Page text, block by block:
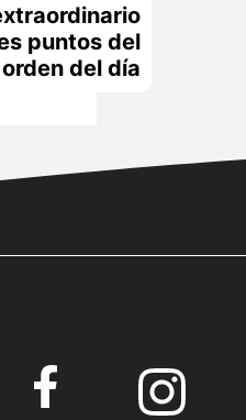
puntos del
orden del día